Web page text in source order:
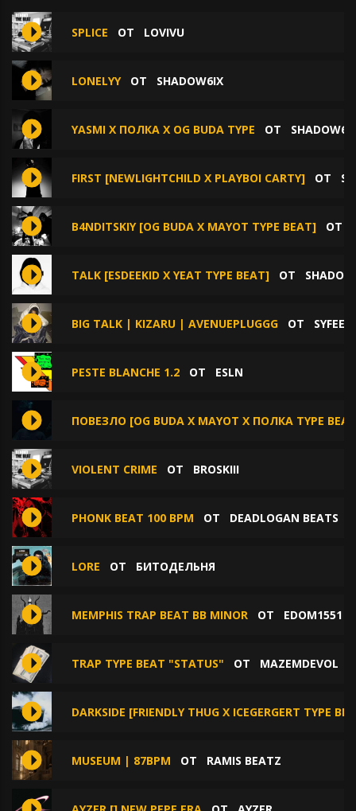
SPLICE ОТ LOVIVU
LONELYYОТ SHADOW6IX
YASMI X ПОЛКА X OG BUDA TYPE ОТ
FIRST [NEWLIGHTCHILD X PLAYBOI CARTY] ОТ
B4NDITSKIY [OG BUDA X MAYOT TYPE BEAT] ОТ
TALK [ESDEEKID X YEAT TYPE BEAT] ОТ
BIG TALK | KIZARU | AVENUEPLUGGG ОТ
PESTE BLANCHE 1.2 ОТ ESLN
ПОВЕЗЛО [OG BUDA X MAYOT X ПОЛКА TYPE
VIOLENT CRIME ОТ BROSKIII
PHONK BEAT 100 BPM ОТ DEADLOGAN BEATS
LORE ОТ БИТОДЕЛЬНЯ
MEMPHIS TRAP BEAT BB MINOR ОТ EDOM1551
TRAP TYPE BEAT "STATUS" ОТ MAZEMDEVOL
DARKSIDE [FRIENDLY THUG X ICEGERGERT TYPE
MUSEUM | 87BPM ОТ RAMIS BEATZ